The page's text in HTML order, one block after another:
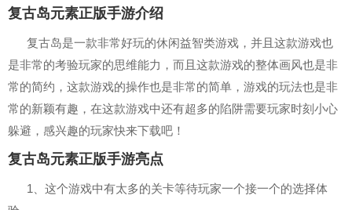
复古岛元素正版手游介绍
复古岛是一款非常好玩的休闲益智类游戏，并且这款游戏也
是非常的考验玩家的思维能力，而且这款游戏的整体画风也是非
常的简约，这款游戏的操作也是非常的简单，游戏的玩法也是非
常的新颖有趣，在这款游戏中还有超多的陷阱需要玩家时刻小心
躲避，感兴趣的玩家快来下载吧！
复古岛元素正版手游亮点
1、这个游戏中有太多的关卡等待玩家一个接一个的选择体